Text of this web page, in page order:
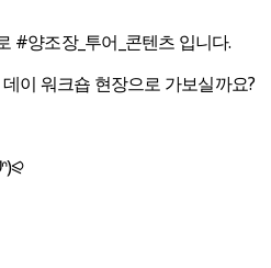
#양조장_투어_콘텐츠 입니다.
이 워크숍 현장으로 가보실까요?